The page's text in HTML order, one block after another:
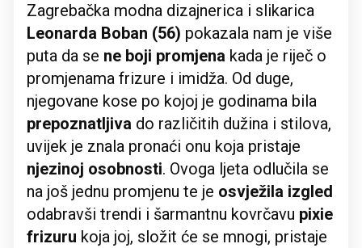
Zagrebačka modna dizajnerica i slikarica
Leonarda Boban (56) pokazala nam je više
puta da se ne boji promjena kada je riječ o
promjenama frizure i imidža. Od duge,
njegovane kose po kojoj je godinama bila
prepoznatljiva do različitih dužina i stilova,
uvijek je znala pronaći onu koja pristaje
njezinoj osobnosti. Ovoga ljeta odlučila se
na još jednu promjenu te je osvježila izgled
odabravši trendi i šarmantnu kovrčavu pixie
frizuru koja joj, složit će se mnogi, pristaje